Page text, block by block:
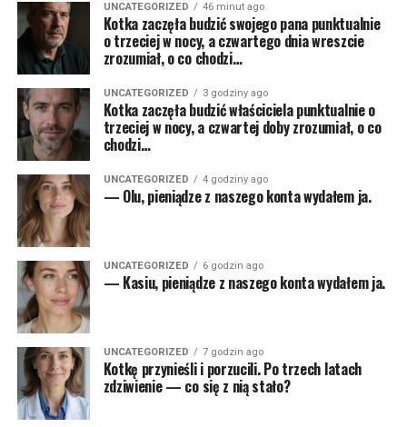
UNCATEGORIZED 46 minut ago
Kotka zaczęła budzić swojego pana punktualnie
o trzeciej w nocy, a czwartego dnia wreszcie
zrozumiał, o co chodzi…
UNCATEGORIZED 3 godziny ago
Kotka zaczęła budzić właściciela punktualnie o
trzeciej w nocy, a czwartej doby zrozumiał, o co
chodzi…
UNCATEGORIZED 4 godziny ago
— Olu, pieniądze z naszego konta wydałem ja.
UNCATEGORIZED 6 godzin ago
— Kasiu, pieniądze z naszego konta wydałem ja.
UNCATEGORIZED 7 godzin ago
Kotkę przynieśli i porzucili. Po trzech latach
zdziwienie — co się z nią stało?